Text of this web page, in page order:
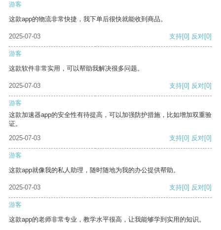
游客
这款app的物流非常快捷，我下单后很快就能收到商品。
2025-07-03 支持[0] 反对[0]
游客
这款软件非常实用，可以帮助我解决很多问题。
2025-07-03 支持[0] 反对[0]
游客
这款加速器app的安全性有待提高，可以加强防护措施，比如增加双重验
证。
2025-07-03
支持[0] 反对[0]
游客
这款app就像我的私人助理，随时随地为我的办公提供帮助。
2025-07-03 支持[0] 反对[0]
游客
这款app的老师非常专业，教学水平很高，让我能够学到实用的知识。